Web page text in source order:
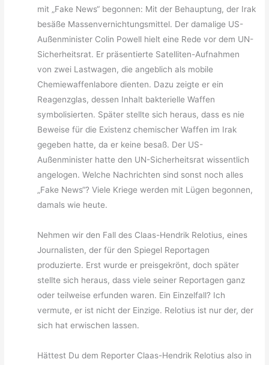
mit „Fake News“ begonnen: Mit der Behauptung, der Irak
besäße Massenvernichtungsmittel. Der damalige US-
Außenminister Colin Powell hielt eine Rede vor dem UN-
Sicherheitsrat. Er präsentierte Satelliten-Aufnahmen
von zwei Lastwagen, die angeblich als mobile
Chemiewaffenlabore dienten. Dazu zeigte er ein
Reagenzglas, dessen Inhalt bakterielle Waffen
symbolisierten. Später stellte sich heraus, dass es nie
Beweise für die Existenz chemischer Waffen im Irak
gegeben hatte, da er keine besaß. Der US-
Außenminister hatte den UN-Sicherheitsrat wissentlich
angelogen. Welche Nachrichten sind sonst noch alles
„Fake News“? Viele Kriege werden mit Lügen begonnen,
damals wie heute.
Nehmen wir den Fall des Claas-Hendrik Relotius, eines
Journalisten, der für den Spiegel Reportagen
produzierte. Erst wurde er preisgekrönt, doch später
stellte sich heraus, dass viele seiner Reportagen ganz
oder teilweise erfunden waren. Ein Einzelfall? Ich
vermute, er ist nicht der Einzige. Relotius ist nur der, der
sich hat erwischen lassen.
Hättest Du dem Reporter Claas-Hendrik Relotius also in